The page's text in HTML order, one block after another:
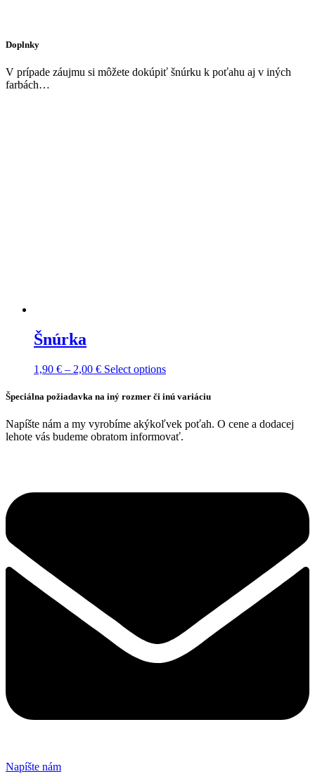
Doplnky
V prípade záujmu si môžete dokúpiť šnúrku k poťahu aj v iných
farbách…
Šnúrka
1,90 € – 2,00 €Price
1,90 €
2,00 €
Select optionsThis
has
variants.
The
options
on
Špeciálna požiadavka na iný rozmer či inú variáciu
Napíšte nám a my vyrobíme akýkoľvek poťah. O cene a dodacej
lehote vás budeme obratom informovať.
Napíšte nám